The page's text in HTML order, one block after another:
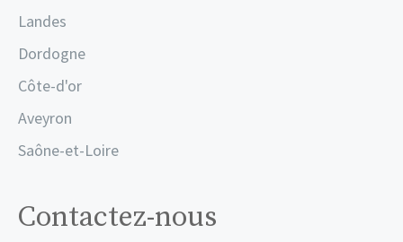
Landes
Dordogne
Côte-d'or
Aveyron
Saône-et-Loire
Contactez-nous